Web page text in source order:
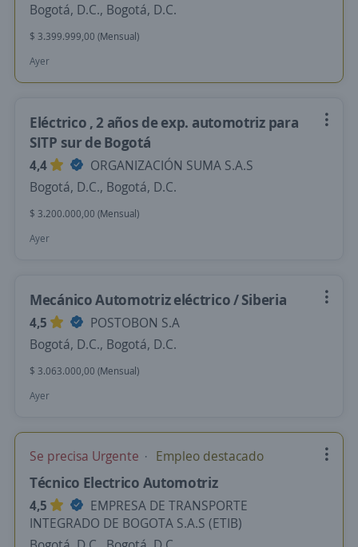
Bogotá, D.C., Bogotá, D.C.
$ 3.399.999,00 (Mensual)
Ayer
Eléctrico , 2 años de exp. automotriz para
SITP sur de Bogotá
4,4
ORGANIZACIÓN SUMA S.A.S
Bogotá, D.C., Bogotá, D.C.
$ 3.200.000,00 (Mensual)
Ayer
Mecánico Automotriz eléctrico / Siberia
4,5
POSTOBON S.A
Bogotá, D.C., Bogotá, D.C.
$ 3.063.000,00 (Mensual)
Ayer
Se precisa Urgente Empleo destacado
Técnico Electrico Automotriz
4,5
EMPRESA DE TRANSPORTE
INTEGRADO DE BOGOTA S.A.S (ETIB)